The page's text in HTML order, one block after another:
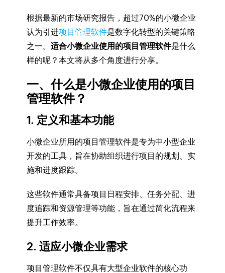
根据最新的市场研究报告，超过70%的小微企业
认为引进项目管理软件是数字化转型的关键策略
之一。 适合小微企业使用的项目管理软件是什么
样的呢？本文将从多个角度进行分享。
一、什么是小微企业使用的项目
管理软件？
1. 定义和基本功能
小微企业所用的项目管理软件是专为中小型企业
开发的工具，旨在协助组织进行项目的规划、实
施和进度跟踪。
这些软件通常具备项目日程安排、任务分配、进
度追踪和资源管理等功能，旨在通过简化流程来
提升工作效率。
2. 适应小微企业需求
项目管理软件不仅具有大型企业软件的核心功